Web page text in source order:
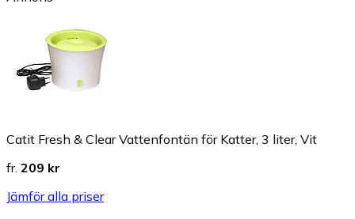
Catit Fresh & Clear Vattenfontän för Katter, 3 liter, Vit
fr. 209 kr
Jämför alla priser